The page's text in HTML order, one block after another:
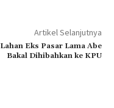
Artikel Selanjutnya
Lahan Eks Pasar Lama Abe
Bakal Dihibahkan ke KPU